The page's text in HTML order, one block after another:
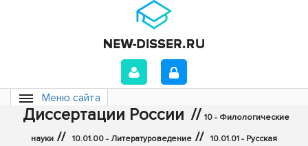
Меню сайта
Диссертации России // 10 - Филологические
науки // 10.01.00 - Литературоведение // 10.01.01 - Русская